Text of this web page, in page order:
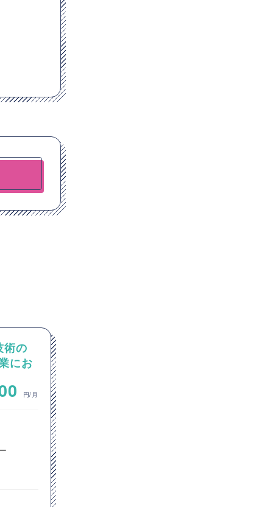
の
にお
円/月